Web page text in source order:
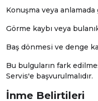
Konuşma veya anlamada
Görme kaybı veya
Baş dönmesi ve denge
Bu bulguların fark
Servis'e başvurulmalıdır.
İnme Belirtileri